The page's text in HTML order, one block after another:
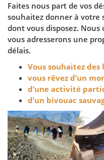
Faites nous part de vos
souhaitez donner à votre
dont vous disposez.
vous adresserons une
délais.
Vous souhaitez
vous rêvez d’un
d’une activité
d’un bivouac